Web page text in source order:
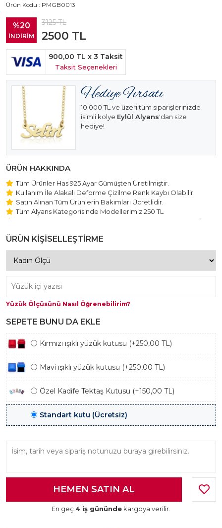
Ürün Kodu : PMGB0013
%20
İNDİRİM
3125TL
2500 TL
900,00 TL x 3 Taksit
Taksit Seçenekleri
10.000 TL ve üzeri tüm siparişlerinizde
isimli kolye Eylül Alyans'dan size
hediye!
ÜRÜN HAKKINDA
Tüm Ürünler Has 925 Ayar Gümüşten Üretilmiştir.
Kullanım İle Alakalı Deforme Çizilme Renk Kaybı Olabilir.
Satın Alınan Tüm Ürünlerin Bakımları Ücretlidir.
Tüm Alyans Kategorisinde Modellerimiz 250 TL
Beştaş Tektaş Kolye ve Bileklik Modellerimiz 150 TL Sabit Ücret
ÜRÜN KİŞİSELLEŞTİRME
Yüzük Ölçüsünü Nasıl Öğrenebilirim?
SEPETE BUNU DA EKLE
Kırmızı ışıklı yüzük kutusu (+250,00 TL)
Mavi ışıklı yüzük kutusu (+250,00 TL)
Özel Kadife Tektaş Kutusu (+150,00 TL)
Standart kutu (Ücretsiz)
En geç 4 iş gününde kargoya verilir.